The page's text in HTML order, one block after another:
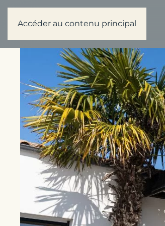
Accéder au contenu principal